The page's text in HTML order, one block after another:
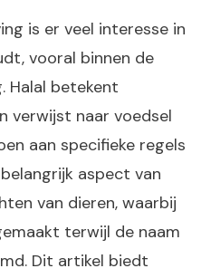
is er veel interesse in
vooral binnen de
Halal betekent
verwijst naar voedsel
aan specifieke regels
aspect van
van dieren, waarbij
terwijl de naam
Dit artikel biedt